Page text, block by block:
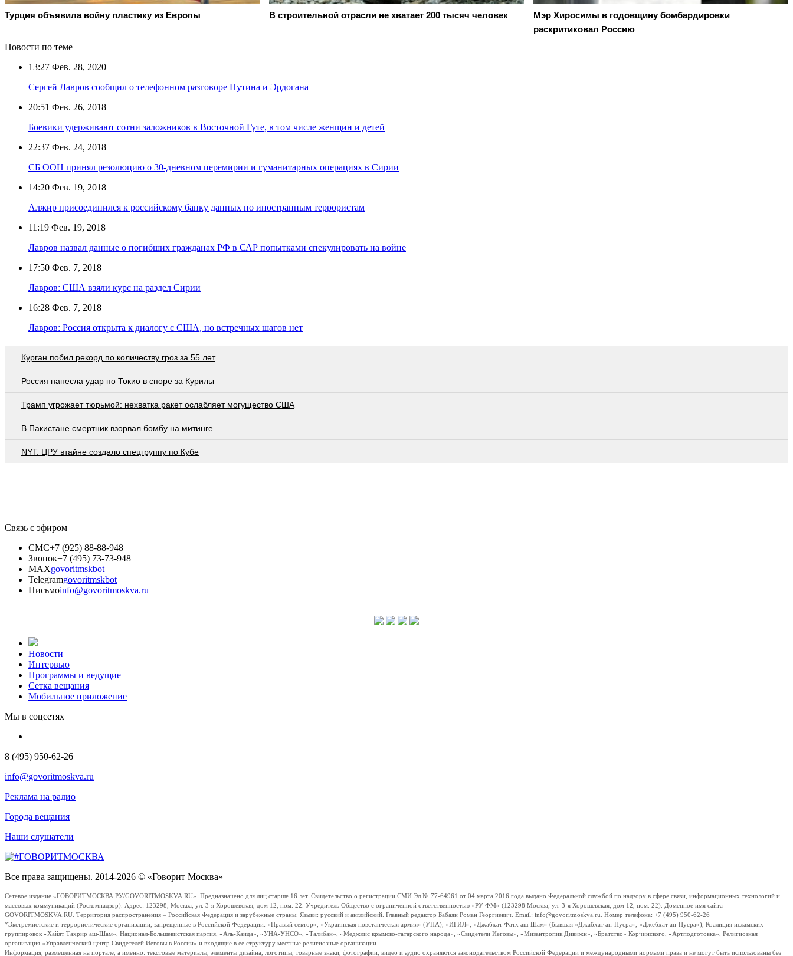
Турция объявила войну пластику из Европы В строительной отрасли не хватает 200 тысяч человек
Мэр Хиросимы в годовщину бомбардировки
раскритиковал Россию
Новости по теме
13:27 Фев. 28, 2020
Сергей Лавров сообщил о телефонном разговоре Путина и Эрдогана
20:51 Фев. 26, 2018
Боевики удерживают сотни заложников в Восточной Гуте, в том числе женщин и детей
22:37 Фев. 24, 2018
СБ ООН принял резолюцию о 30-дневном перемирии и гуманитарных операциях в Сирии
14:20 Фев. 19, 2018
Алжир присоединился к российскому банку данных по иностранным террористам
11:19 Фев. 19, 2018
Лавров назвал данные о погибших гражданах РФ в САР попытками спекулировать на войне
17:50 Фев. 7, 2018
Лавров: США взяли курс на раздел Сирии
16:28 Фев. 7, 2018
Лавров: Россия открыта к диалогу с США, но встречных шагов нет
Курган побил рекорд по количеству гроз за 55 лет
Россия нанесла удар по Токио в споре за Курилы
Трамп угрожает тюрьмой: нехватка ракет ослабляет могущество США
В Пакистане смертник взорвал бомбу на митинге
NYT: ЦРУ втайне создало спецгруппу по Кубе
Связь с эфиром
СМС+7 (925) 88-88-948
Звонок+7 (495) 73-73-948
MAXgovoritmskbot
Telegramgovoritmskbot
Письмоinfo@govoritmoskva.ru
Новости
Интервью
Программы и ведущие
Сетка вещания
Мобильное приложение
Мы в соцсетях
8 (495) 950-62-26
info@govoritmoskva.ru
Реклама на радио
Города вещания
Наши слушатели
Все права защищены. 2014-2026 © «Говорит Москва»
Сетевое издание «ГОВОРИТМОСКВА.РУ/GOVORITMOSKVA.RU». Предназначено для лиц старше 16 лет. Свидетельство о регистрации СМИ Эл № 77-64961 от 04 марта 2016 года выдано Федеральной службой по надзору в сфере связи, информационных технологий и
массовых коммуникаций (Роскомнадзор). Адрес: 123298, Москва, ул. 3-я Хорошевская, дом 12, пом. 22. Учредитель Общество с ограниченной ответственностью «РУ ФМ» (123298 Москва, ул. 3-я Хорошевская, дом 12, пом. 22). Доменное имя сайта
GOVORITMOSKVA.RU. Территория распространения – Российская Федерация и зарубежные страны. Языки: русский и английский. Главный редактор Бабаян Роман Георгиевич. Email: info@govoritmoskva.ru. Номер телефона: +7 (495) 950-62-26
*Экстремистские и террористические организации, запрещенные в Российской Федерации: «Правый сектор», «Украинская повстанческая армия» (УПА), «ИГИЛ», «Джабхат Фатх аш-Шам» (бывшая «Джабхат ан-Нусра», «Джебхат ан-Нусра»), Коалиция исламских
группировок «Хайят Тахрир аш-Шам», Национал-Большевистская партия, «Аль-Каида», «УНА-УНСО», «Талибан», «Меджлис крымско-татарского народа», «Свидетели Иеговы», «Мизантропик Дивижн», «Братство» Корчинского, «Артподготовка», Религиозная
организация «Управленческий центр Свидетелей Иеговы в России» и входящие в ее структуру местные религиозные организации.
Информация, размещенная на портале, а именно: текстовые материалы, элементы дизайна, логотипы, товарные знаки, фотографии, видео и аудио охраняются законодательством Российской Федерации и международными нормами права и не могут быть использованы без